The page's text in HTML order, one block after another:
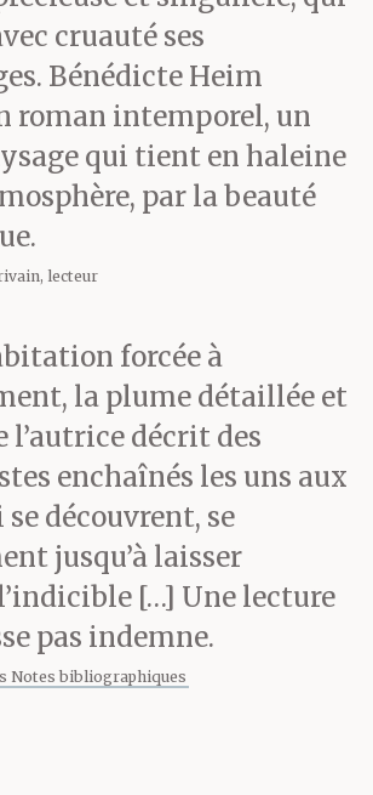
Les cris
la voix de
abattez ces
qu’on y
clair. Tout se
grimper
mais elle était
et tout s’arasait.
un moyen. Sous
lente des
elle amorce la
découvre
cruauté ses
Bénédicte Heim
roman intemporel, un
qui tient en haleine
par la beauté
lecteur
forcée à
la plume détaillée et
l’autrice décrit des
enchaînés les uns aux
découvrent, se
jusqu’à laisser
[…] Une lecture
pas indemne.
Notes bibliographiques